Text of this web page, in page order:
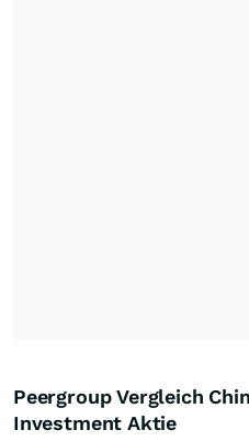
Peergroup Vergleich
Investment Aktie